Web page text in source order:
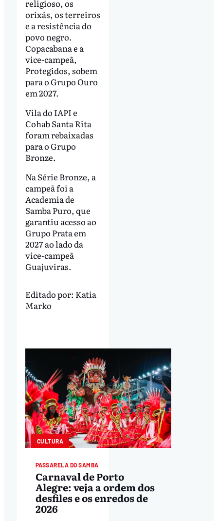
religioso, os
orixás, os terreiros
e a resistência do
povo negro.
Copacabana e a
vice-campeã,
Protegidos, sobem
para o Grupo Ouro
em 2027.
Vila do IAPI e
Cohab Santa Rita
foram rebaixadas
para o Grupo
Bronze.
Na Série Bronze, a
campeã foi a
Academia de
Samba Puro, que
garantiu acesso ao
Grupo Prata em
2027 ao lado da
vice-campeã
Guajuviras.
Editado por: Katia
Marko
CULTURA
PASSARELA DO SAMBA
Carnaval de Porto
Alegre: veja a ordem dos
desfiles e os enredos de
2026